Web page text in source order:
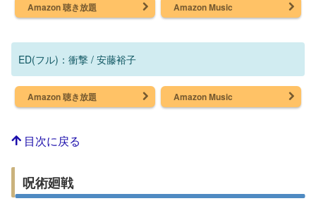
Amazon 聴き放題 Amazon Music
ED(フル)：衝撃 / 安藤裕子
Amazon 聴き放題 Amazon Music
目次に戻る
呪術廻戦